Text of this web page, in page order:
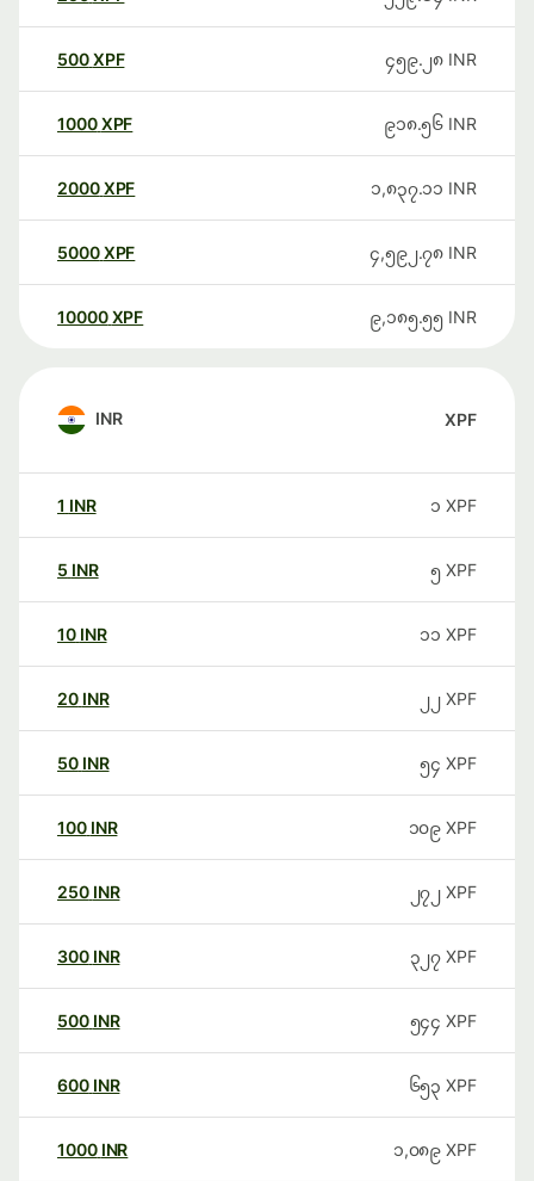
500XPF ၄၅၉.၂၈ INR
1000XPF ၉၁၈.၅၆ INR
2000XPF ၁,၈၃၇.၁၁ INR
5000XPF ၄,၅၉၂.၇၈ INR
10000 XPF ၉,၁၈၅.၅၅ INR
INR XPF
1 INR ၁ XPF
5 INR ၅ XPF
10 INR ၁၁ XPF
20 INR ၂၂ XPF
50 INR ၅၄ XPF
100 INR ၁၀၉ XPF
250 INR ၂၇၂ XPF
300 INR ၃၂၇ XPF
500 INR ၅၄၄ XPF
600 INR ၆၅၃ XPF
1000 INR ၁,၀၈၉ XPF